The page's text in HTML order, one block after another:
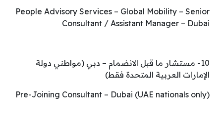
People Advisory Services – Global Mobility – Senior
Consultant / Assistant Manager – Dubai
10- مستشار ما قبل الانضمام – دبي (مواطني دولة
الإمارات العربية المتحدة فقط)
Pre-Joining Consultant – Dubai (UAE nationals only)